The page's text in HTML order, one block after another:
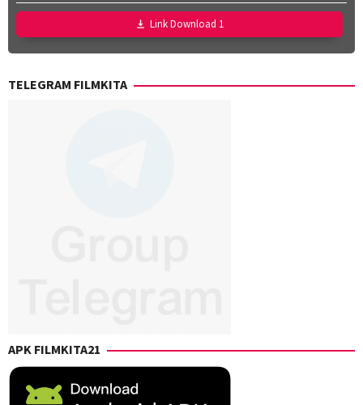
Jan
Zalar,
John
Sorapure,
Lord,
Link Download 1
TELEGRAM FILMKITA
APK FILMKITA21